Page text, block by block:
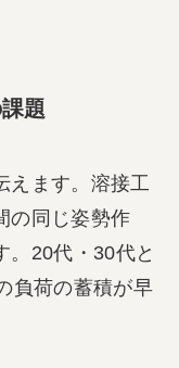
題
えます。溶接工
の同じ姿勢作
。20代・30代と
負荷の蓄積が早